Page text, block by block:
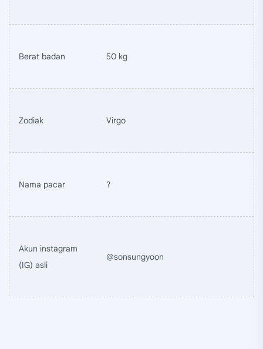
Berat badan 50 kg
Zodiak Virgo
Nama pacar ?
Akun instagram
(IG) asli
@sonsungyoon